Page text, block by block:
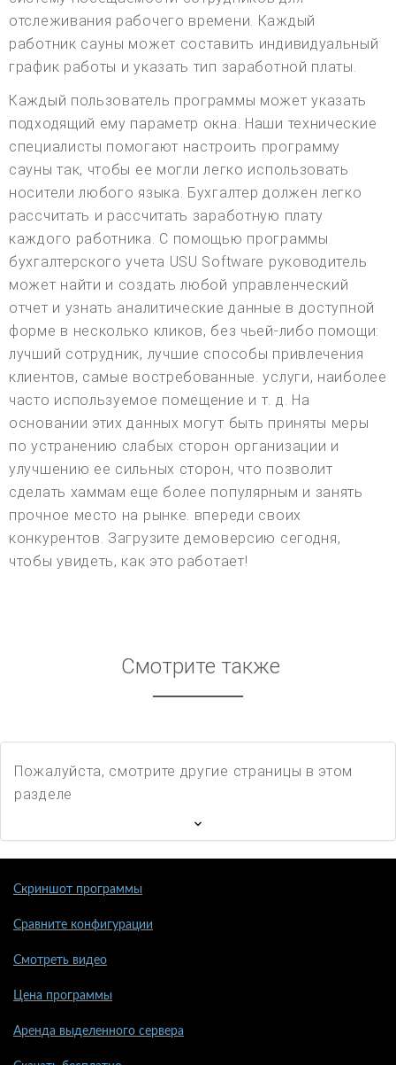
отслеживания рабочего времени. Каждый
работник сауны может составить индивидуальный
график работы и указать тип заработной платы.
Каждый пользователь программы может указать
подходящий ему параметр окна. Наши технические
специалисты помогают настроить программу
сауны так, чтобы ее могли легко использовать
носители любого языка. Бухгалтер должен легко
рассчитать и рассчитать заработную плату
каждого работника. С помощью программы
бухгалтерского учета USU Software руководитель
может найти и создать любой управленческий
отчет и узнать аналитические данные в доступной
форме в несколько кликов, без чьей-либо помощи:
лучший сотрудник, лучшие способы привлечения
клиентов, самые востребованные. услуги, наиболее
часто используемое помещение и т. д. На
основании этих данных могут быть приняты меры
по устранению слабых сторон организации и
улучшению ее сильных сторон, что позволит
сделать хаммам еще более популярным и занять
прочное место на рынке. впереди своих
конкурентов. Загрузите демоверсию сегодня,
чтобы увидеть, как это работает!
Смотрите также
Пожалуйста, смотрите другие страницы в этом
разделе
Скриншот программы
Сравните конфигурации
Смотреть видео
Цена программы
Аренда выделенного сервера